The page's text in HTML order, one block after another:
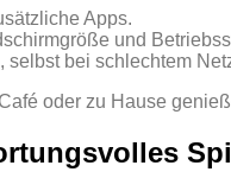
Apps.
und
selbst bei schlechtem
oder zu Hause